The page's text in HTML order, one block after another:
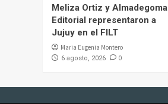
Meliza Ortiz y Almadegoma
Editorial representaron a
Jujuy en el FILT
Maria Eugenia Montero
6 agosto, 2026 0